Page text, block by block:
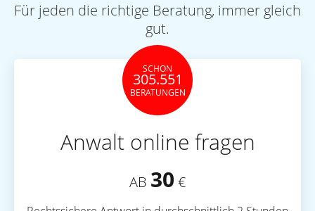
Für jeden die richtige Beratung, immer gleich
gut.
SCHON
305.551
BERATUNGEN
Anwalt online fragen
AB 30 €